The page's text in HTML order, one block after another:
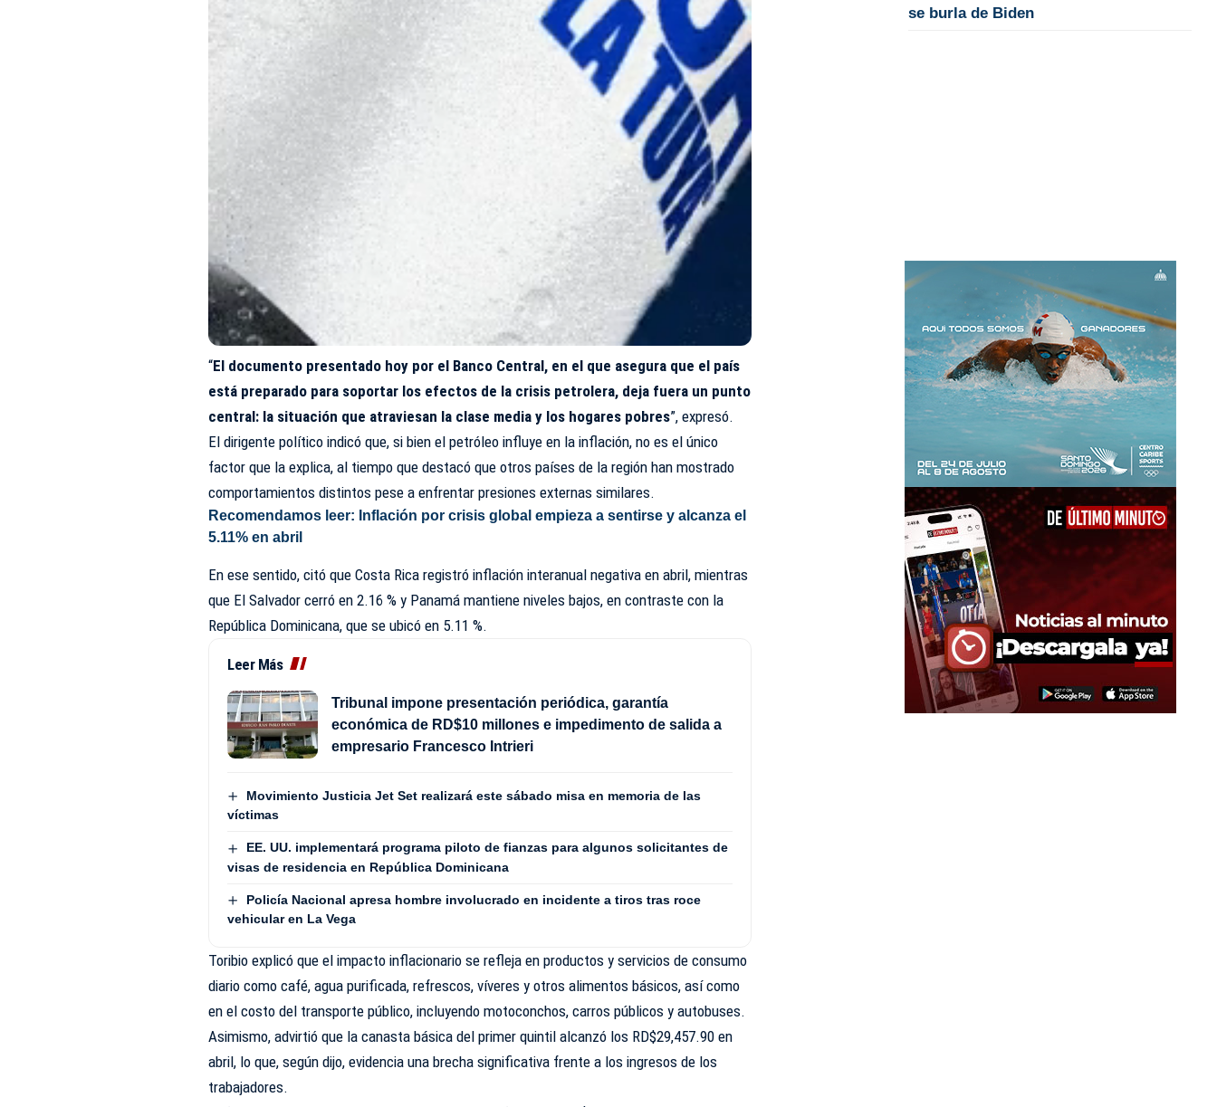
“El documento presentado hoy por el Banco Central, en el que asegura que el país
está preparado para soportar los efectos de la crisis petrolera, deja fuera un punto
central: la situación que atraviesan la clase media y los hogares pobres”, expresó.
El dirigente político indicó que, si bien el petróleo influye en la inflación, no es el único
factor que la explica, al tiempo que destacó que otros países de la región han mostrado
comportamientos distintos pese a enfrentar presiones externas similares.
Recomendamos leer: Inflación por crisis global empieza a sentirse y alcanza el
5.11% en abril
En ese sentido, citó que Costa Rica registró inflación interanual negativa en abril, mientras
que El Salvador cerró en 2.16 % y Panamá mantiene niveles bajos, en contraste con la
República Dominicana, que se ubicó en 5.11 %.
Leer Más
Tribunal impone presentación periódica, garantía
económica de RD$10 millones e impedimento de salida a
empresario Francesco Intrieri
Movimiento Justicia Jet Set realizará este sábado misa en memoria de las
víctimas
EE. UU. implementará programa piloto de fianzas para algunos solicitantes de
visas de residencia en República Dominicana
Policía Nacional apresa hombre involucrado en incidente a tiros tras roce
vehicular en La Vega
Toribio explicó que el impacto inflacionario se refleja en productos y servicios de consumo
diario como café, agua purificada, refrescos, víveres y otros alimentos básicos, así como
en el costo del transporte público, incluyendo motoconchos, carros públicos y autobuses.
Asimismo, advirtió que la canasta básica del primer quintil alcanzó los RD$29,457.90 en
abril, lo que, según dijo, evidencia una brecha significativa frente a los ingresos de los
trabajadores.
se burla de Biden